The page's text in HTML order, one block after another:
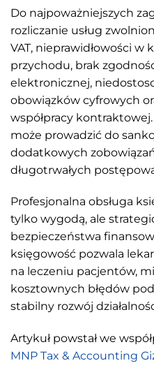
Do najpoważniejszych
rozliczanie usług
VAT, nieprawidłowości w
przychodu, brak
elektronicznej,
obowiązków cyfrowych
współpracy
może prowadzić do
dodatkowych
długotrwałych
Profesjonalna obsługa
tylko wygodą, ale
bezpieczeństwa
księgowość pozwala
na leczeniu pacjentów,
kosztownych błędów
stabilny rozwój
Artykuł powstał we
MNP Tax & Accounting